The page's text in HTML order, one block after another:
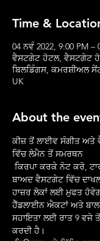
Time &
04 ਨਵੰ 2022, 9:00 PM –
ਵੈਸਟਗੇਟ ਹੋਟਲ, ਵੈਸਟਗੇਟ
ਬਿਲਡਿੰਗਸ, ਕਮਰਸ਼ੀਅਲ
UK
About the
ਕੀਜ਼ ਤੋਂ ਲਾਈਵ ਸੰਗੀਤ ਅਤੇ
ਵਿੱਚ ਲੋਮੈਨ ਤੋਂ ਸਮਰਥਨ
ਬਾਅਦ ਵੈਸਟਗੇਟ ਵਿੱਚ
ਹਾਜ਼ਰ ਲੋਕਾਂ ਲਈ ਮੁਫਤ
ਹੈੱਡਲਾਈਨ ਐਕਟਾਂ ਅਤੇ
ਸਹਾਇਤਾ ਲਈ ਰਾਤ 9 ਵਜੇ
ਕਰਦੀ ਹੈ।